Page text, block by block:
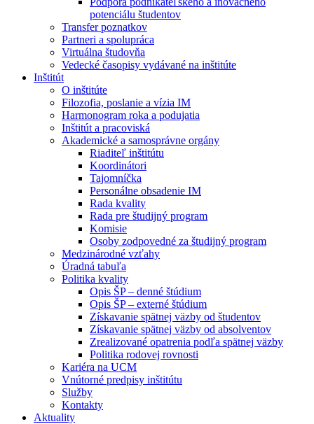
potenciálu študentov
Transfer poznatkov
Partneri a spolupráca
Virtuálna študovňa
Vedecké časopisy vydávané na inštitúte
Inštitút
O inštitúte
Filozofia, poslanie a vízia IM
Harmonogram roka a podujatia
Inštitút a pracoviská
Akademické a samosprávne orgány
Riaditeľ inštitútu
Koordinátori
Tajomníčka
Personálne obsadenie IM
Rada kvality
Rada pre študijný program
Komisie
Osoby zodpovedné za študijný program
Medzinárodné vzťahy
Úradná tabuľa
Politika kvality
Opis ŠP – denné štúdium
Opis ŠP – externé štúdium
Získavanie spätnej väzby od študentov
Získavanie spätnej väzby od absolventov
Zrealizované opatrenia podľa spätnej väzby
Politika rodovej rovnosti
Kariéra na UCM
Vnútorné predpisy inštitútu
Služby
Kontakty
Aktuality